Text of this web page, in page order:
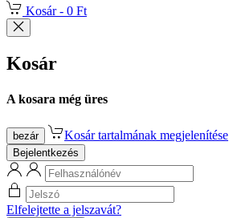
Kosár - 0 Ft
Kosár
A kosara még üres
bezár Kosár tartalmának megjelenítése
Bejelentkezés
Elfelejtette a jelszavát?